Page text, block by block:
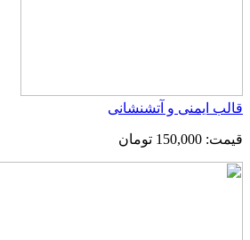
قالب ایمنی و آتشنشانی
قیمت: 150,000 تومان